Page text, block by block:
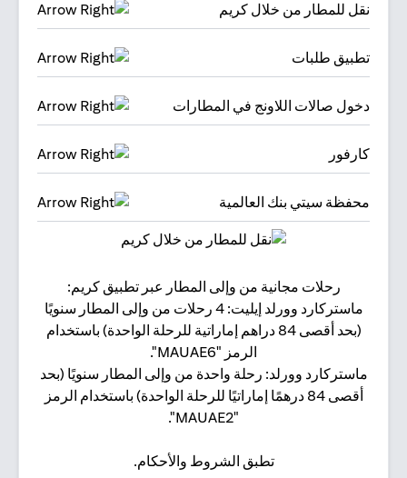
نقل للمطار من خلال كريم
تطبيق طلبات
دخول صالات اللاونج في المطارات
كارفور
محفظة سيتي بنك العالمية
رحلات مجانية من وإلى المطار عبر تطبيق كريم:
ماستركارد وورلد إيليت: 4 رحلات من وإلى المطار سنويًا
(بحد أقصى 84 دراهم إماراتية للرحلة الواحدة) باستخدام
الرمز "MAUAE6".
ماستركارد وورلد: رحلة واحدة من وإلى المطار سنويًا (بحد
أقصى 84 درهمًا إماراتيًا للرحلة الواحدة) باستخدام الرمز
"MAUAE2".
تطبق الشروط والأحكام.